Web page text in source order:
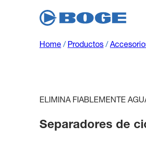
Home / Productos /
ELIMINA FIABLEMENTE
Separadores de